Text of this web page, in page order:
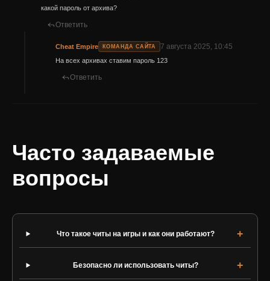
какой пароль от архива?
Ответить
Cheat Empire КОМАНДА САЙТА 7 августа 2025, 10:45
На всех архивах ставим пароль 123
Ответить
Часто задаваемые
вопросы
Что такое читы на игры и как они работают?
Безопасно ли использовать читы?